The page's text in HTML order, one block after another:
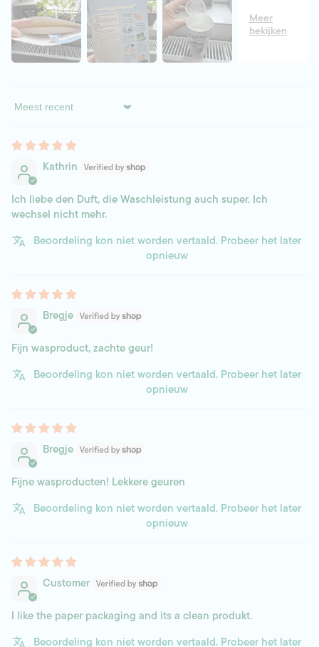
Sort by
Kathrin
Ich liebe den Duft, die Waschleistung auch super. Ich
wechsel nicht mehr.
Beoordeling kon niet worden vertaald. Probeer het later
opnieuw
Bregje
Fijn wasproduct, zachte geur!
Beoordeling kon niet worden vertaald. Probeer het later
opnieuw
Bregje
Fijne wasproducten! Lekkere geuren
Beoordeling kon niet worden vertaald. Probeer het later
opnieuw
Customer
I like the paper packaging and its a clean produkt.
Beoordeling kon niet worden vertaald. Probeer het later